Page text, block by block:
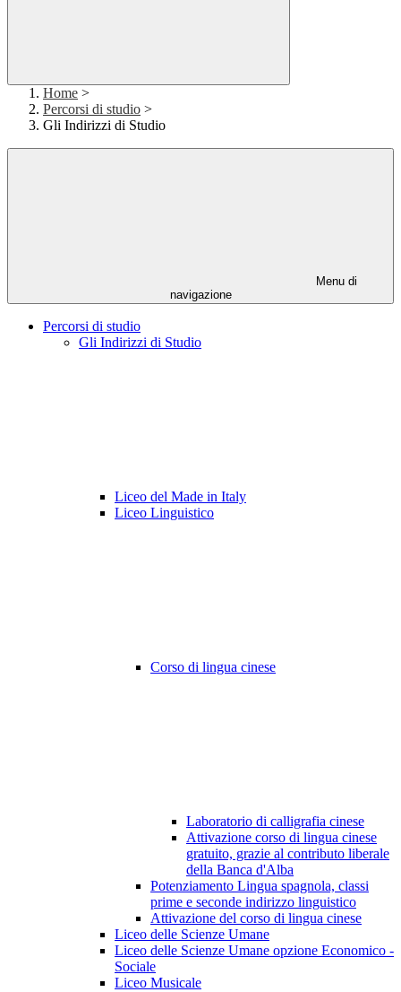
Home >
Percorsi di studio >
Gli Indirizzi di Studio
Menu di
navigazione
Percorsi di studio
Gli Indirizzi di Studio
Liceo del Made in Italy
Liceo Linguistico
Corso di lingua cinese
Laboratorio di calligrafia cinese
Attivazione corso di lingua cinese
gratuito, grazie al contributo liberale
della Banca d'Alba
Potenziamento Lingua spagnola, classi
prime e seconde indirizzo linguistico
Attivazione del corso di lingua cinese
Liceo delle Scienze Umane
Liceo delle Scienze Umane opzione Economico -
Sociale
Liceo Musicale